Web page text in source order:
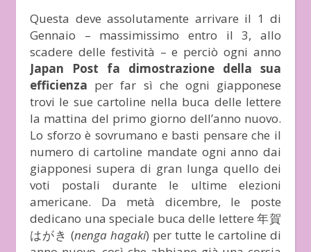
Questa deve assolutamente arrivare il 1 di
Gennaio – massimissimo entro il 3, allo
scadere delle festività – e perciò ogni anno
Japan Post fa dimostrazione della sua
efficienza per far sì che ogni giapponese
trovi le sue cartoline nella buca delle lettere
la mattina del primo giorno dell’anno nuovo.
Lo sforzo è sovrumano e basti pensare che il
numero di cartoline mandate ogni anno dai
giapponesi supera di gran lunga quello dei
voti postali durante le ultime elezioni
americane. Da metà dicembre, le poste
dedicano una speciale buca delle lettere 年賀
はがき (nenga hagaki) per tutte le cartoline di